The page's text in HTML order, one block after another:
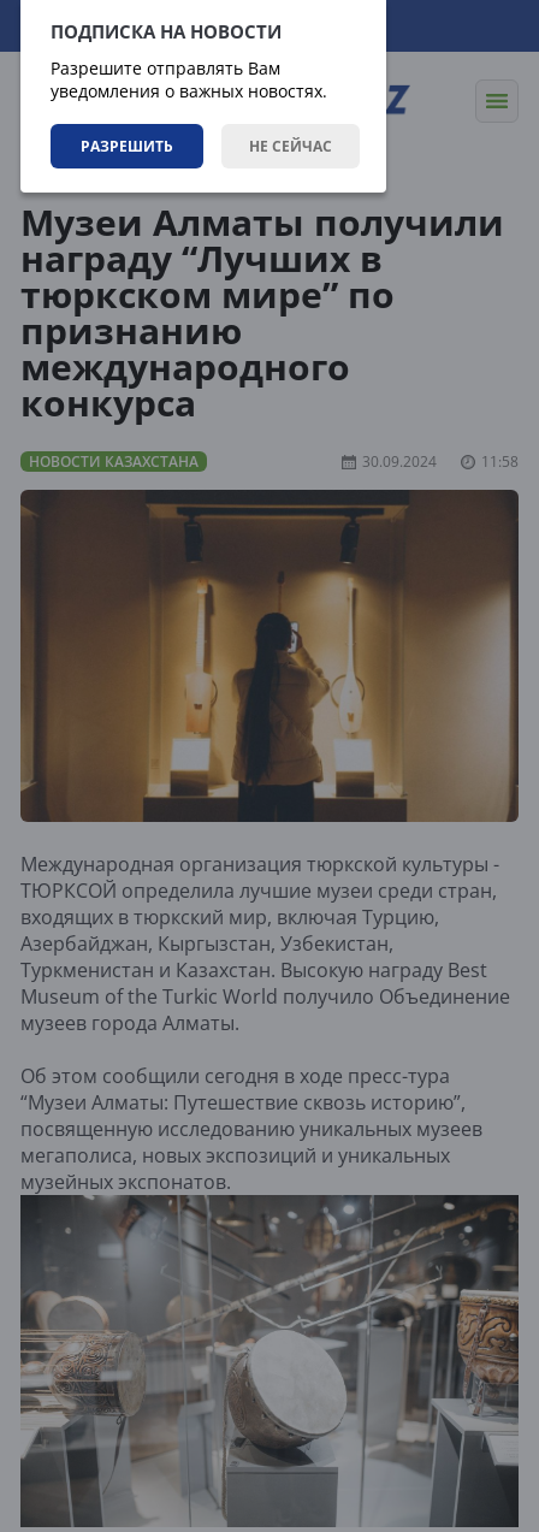
ПОДПИСКА НА НОВОСТИ
Разрешите отправлять Вам
уведомления о важных новостях.
РАЗРЕШИТЬ НЕ СЕЙЧАС
08.08.2026 12:22:03
Музеи Алматы получили
награду “Лучших в
тюркском мире” по
признанию
международного
конкурса
НОВОСТИ КАЗАХСТАНА 30.09.2024 11:58
Международная организация тюркской культуры -
ТЮРКСОЙ определила лучшие музеи среди стран,
входящих в тюркский мир, включая Турцию,
Азербайджан, Кыргызстан, Узбекистан,
Туркменистан и Казахстан. Высокую награду Best
Museum of the Turkic World получило Объединение
музеев города Алматы.
Об этом сообщили сегодня в ходе пресс-тура
“Музеи Алматы: Путешествие сквозь историю”,
посвященную исследованию уникальных музеев
мегаполиса, новых экспозиций и уникальных
музейных экспонатов.